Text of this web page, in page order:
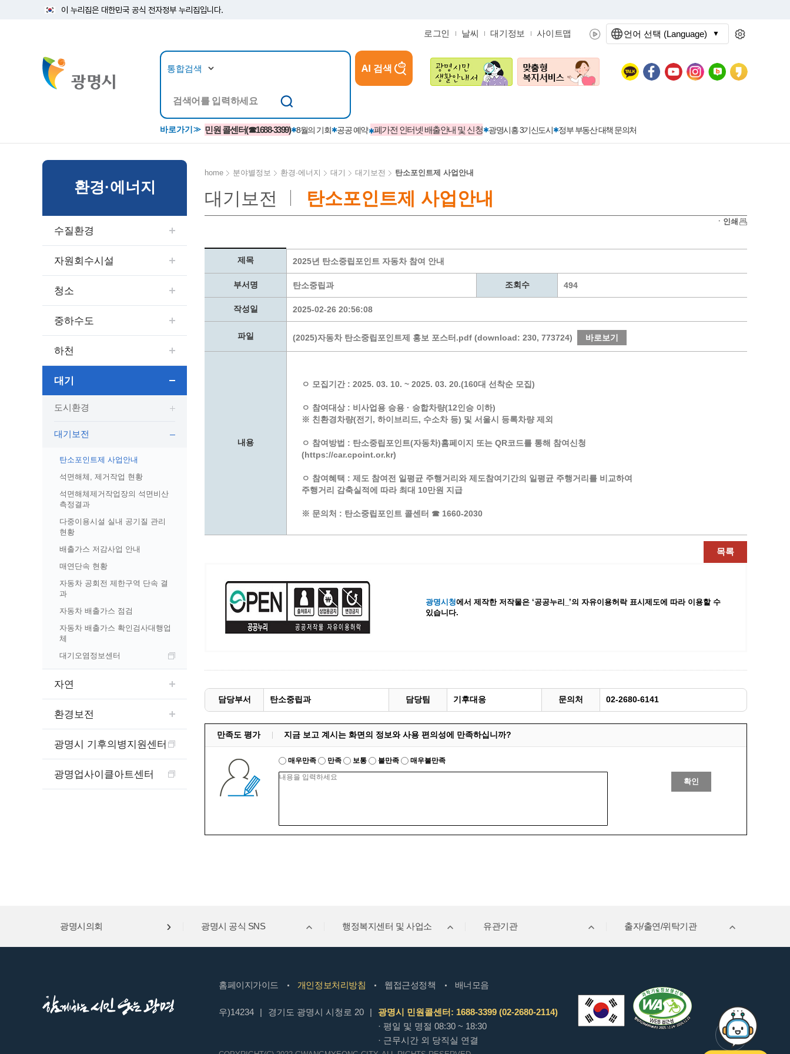
이 누리집은 대한민국 공식 전자정부 누리집입니다.
로그인 날씨 대기정보 사이트맵
AI 검색
바로가기 민원 콜센터(☎1688-3399) 8월의 기회 공공 예약 폐가전 인터넷 배출안내 및 신청 광명시흥 3기신도시 정부 부동산 대책 문의처
뉴스/정보공개
고시/공고/입법예고
행사ㆍ축제
보도자료
보도자료(2021.4월이전)
소식지/카카오톡플러스친구
반상회보
시정자료실
법무행정
위반업소공개
위원회 자료공개
정보공개현황
지방공기업
사전정보공표
행정정보공개안내
행정정보공개청구
업무추진비(부서장)
업무추진비(시장·부시장·실국장)
상품권 구매·사용
예산집행실명공개
행정재산 관리위탁 현황 공개
공공시설물 설치 비용 공개
인사운영통계
겸직허가 현황
주민자치센터
고향사랑기부제
국내외 교류
민원/참여
종합민원실 안내도
종합민원상담센터
민원상담전화
어디서나 민원
민원 제증명 수수료 면제사항
행정처리기준편람
행정정보공동이용
대법원인터넷등기소
110화상수화통역서비스
민원편람
절차
자주하는 질문
민원조정제도
사전심사청구제
민원1회 방문 처리제
사회취약계층 전용상담창구
폐업신고 간소화서비스
설치현황
발급 받을 수 있는 증명
정부24
민원서비스 종합평가 결과
길고양이 중성화 신청
센터소개
위치안내
상담안내
시민의 소리
정보통신공사 감리원 배치신고
정보통신설비 유지보수·관리 제도
정보통신 사용전 검사
행정규제 개혁
광명동굴딸기 스마트팜 체험프로그램
지역경제활성화/교육/일자리
교육정보
평생학습원
(재)경기도민회장학회 장학금
교복지원금 신청
광명일자리센터
취업지원 프로그램 운영 현황
지역맞춤형 일자리 창출 지원사업
공공일자리
문화관광
단원소개
예술/공연단체
착한가격지정업소
영화상영관 현황
출판사 및 인쇄소 현황
박물관/미술관 현황
문화유통업 현황
문화관광 해설사
관광 편의시설업
관광 호텔업
테마파크업 현황
역사관
환경·에너지
수질환경
자원회수시설
청소
중하수도
하천
대기
도시환경
대기보전
탄소포인트제 사업안내
석면해체, 제거작업 현황
석면해체제거작업장의 석면비산
측정결과
다중이용시설 실내 공기질 관리
현황
배출가스 저감사업 안내
매연단속 현황
자동차 공회전 제한구역 단속 결
과
자동차 배출가스 점검
자동차 배출가스 확인검사대행업
체
대기오염정보센터
자연
환경보전
광명시 기후의병지원센터
광명업사이클아트센터
home 분야별정보 환경·에너지 대기 대기보전 탄소포인트제 사업안내
대기보전 탄소포인트제 사업안내
ㆍ인쇄
제목 2025년 탄소중립포인트 자동차 참여 안내
부서명 탄소중립과 조회수 494
작성일 2025-02-26 20:56:08
파일 (2025)자동차 탄소중립포인트제 홍보 포스터.pdf (download: 230, 773724) 바로보기
내용
ㅇ 모집기간 : 2025. 03. 10. ~ 2025. 03. 20.(160대 선착순 모집)
ㅇ 참여대상 : 비사업용 승용 · 승합차량(12인승 이하)
※ 친환경차량(전기, 하이브리드, 수소차 등) 및 서울시 등록차량 제외
ㅇ 참여방법 : 탄소중립포인트(자동차)홈페이지 또는 QR코드를 통해 참여신청
(https://car.cpoint.or.kr)
ㅇ 참여혜택 : 제도 참여전 일평균 주행거리와 제도참여기간의 일평균 주행거리를 비교하여
주행거리 감축실적에 따라 최대 10만원 지급
※ 문의처 : 탄소중립포인트 콜센터 ☎ 1660-2030
목록
광명시청에서 제작한 저작물은 ‘공공누리_’의 자유이용허락 표시제도에 따라 이용할 수
있습니다.
담당부서 탄소중립과 담당팀 기후대응 문의처 02-2680-6141
만족도 평가 지금 보고 계시는 화면의 정보와 사용 편의성에 만족하십니까?
매우만족 만족 보통 불만족 매우불만족
확인
광명시의회 광명시 공식 SNS 행정복지센터 및 사업소 유관기관 출자/출연/위탁기관
홈페이지가이드 개인정보처리방침 웹접근성정책 배너모음
우)14234 | 경기도 광명시 시청로 20 |
광명시 민원콜센터: 1688-3399 (02-2680-2114)
· 평일 및 명절 08:30 ~ 18:30
· 근무시간 외 당직실 연결
언어 선택 (Language)